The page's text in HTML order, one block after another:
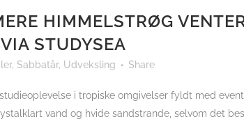
HIMMELSTRØG
STUDYSEA
, Sabbatår, Udveksling Share
i tropiske omgivelser fyldt med
vand og hvide sandstrande, selvom det